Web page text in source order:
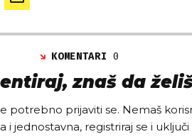
KOMENTARI0
znaš da
potrebno prijaviti se. Nemaš
i jednostavna, registriraj se i uključi